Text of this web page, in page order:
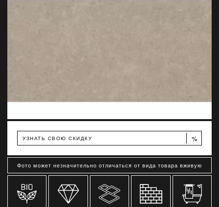
УЗНАТЬ СВОЮ СКИДКУ %
Фото может незначительно отличаться от вида товара вживую